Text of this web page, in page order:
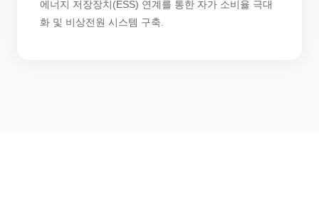
에너지 저장장치(ESS) 연계를 통한 자가 소비율 극대
화 및 비상전원 시스템 구축.